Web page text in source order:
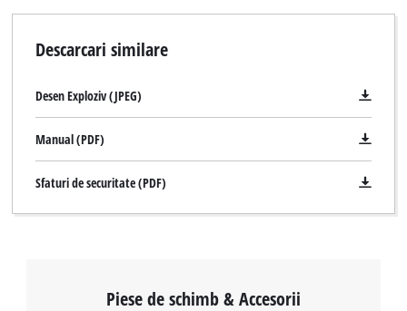
Descarcari similare
Desen Exploziv (JPEG)
Manual (PDF)
Sfaturi de securitate (PDF)
Piese de schimb & Accesorii